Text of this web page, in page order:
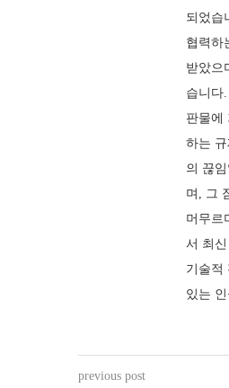
되었습
협력하
받았으
습니다
판물에
하는
의 끊
며, 그
머무르
서 최
기술적
있는
previous post